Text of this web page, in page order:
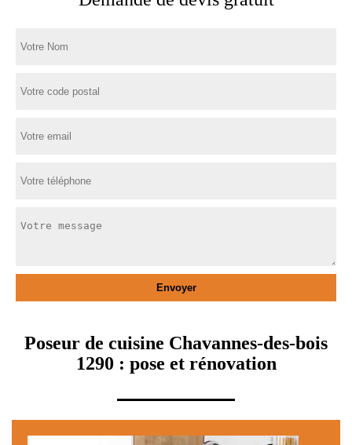
Poseur de cuisine Chavannes-des-bois
1290 : pose et rénovation